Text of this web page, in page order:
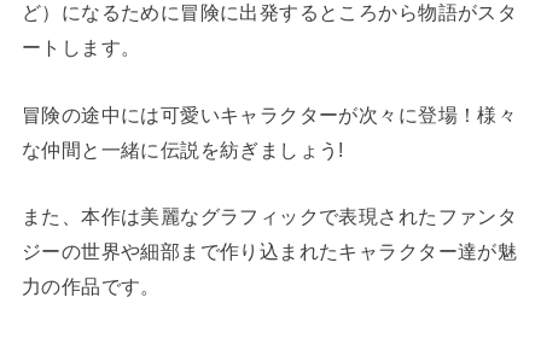
ど）になるために冒険に出発するところから物語がスタ
ートします。
冒険の途中には可愛いキャラクターが次々に登場！様々
な仲間と一緒に伝説を紡ぎましょう!
また、本作は美麗なグラフィックで表現されたファンタ
ジーの世界や細部まで作り込まれたキャラクター達が魅
力の作品です。